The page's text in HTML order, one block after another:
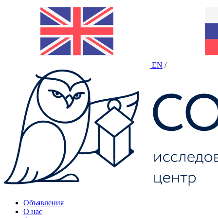
EN /
Объявления
О нас